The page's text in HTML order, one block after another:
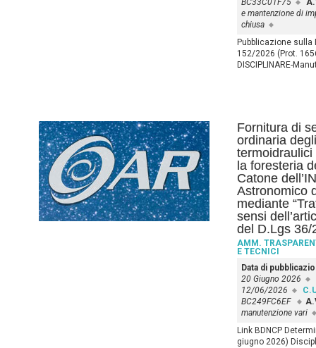
BC33C01F75
e mantenzione di
chiusa
Pubblicazione sulla
152/2026 (Prot.
DISCIPLINARE-
Fornitura di
ordinaria
termoidraulici
la foresteria
Catone
Astronomico
mediante
sensi
del D.Lgs 36/
AMM.
E TECNICI
Data di
20 Giugno 2026
12/06/2026
BC249FC6EF
manutenzione vari
Link BDNCP
giugno 2026)